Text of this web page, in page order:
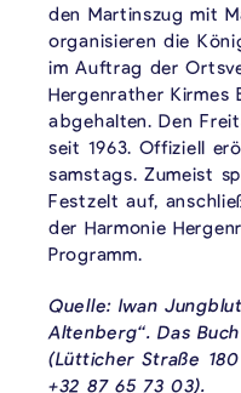
den Martinszug mit
organisieren die
im Auftrag der
Hergenrather Kirmes
abgehalten. Den
seit 1963. Offiziell
samstags. Zumeist
Festzelt auf,
der Harmonie
Programm.
Quelle: Iwan
Altenberg“. Das
(Lütticher Straße
+32 87 65 73 03).